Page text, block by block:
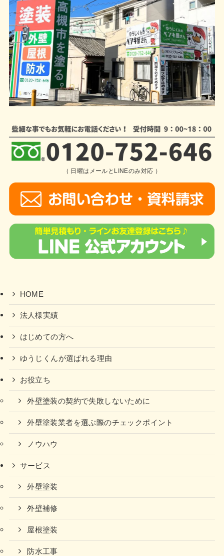
（ 日曜はメールとLINEのみ対応 ）
HOME
法人様実績
はじめての方へ
ゆうじくんが選ばれる理由
お役立ち
外壁塗装の契約で失敗しないために
外壁塗装業者を選ぶ際のチェックポイント
ノウハウ
サービス
外壁塗装
外壁補修
屋根塗装
防水工事